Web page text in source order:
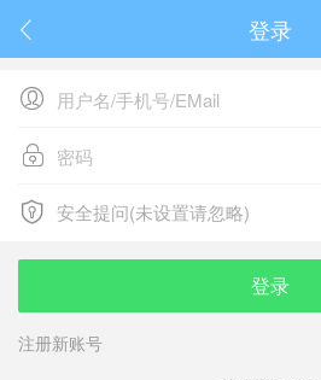
 登录


 安全提问(未设置请忽略)
安全提问(未设置请忽略)
登录
注册新账号